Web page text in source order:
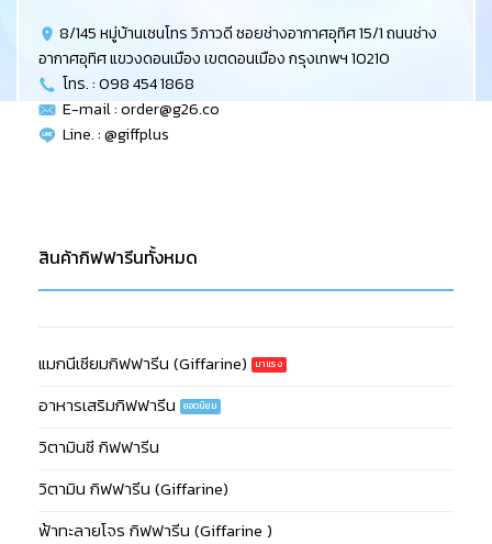
8/145 หมู่บ้านเซนโทร วิภาวดี ซอยช่างอากาศอุทิศ 15/1 ถนนช่าง
อากาศอุทิศ แขวงดอนเมือง เขตดอนเมือง กรุงเทพฯ 10210
โทร. : 098 454 1868
E-mail :order@g26.co
Line. : @giffplus
สินค้ากิฟฟารีนทั้งหมด
แมกนีเซียมกิฟฟารีน (Giffarine)
อาหารเสริมกิฟฟารีน
วิตามินซี กิฟฟารีน
วิตามิน กิฟฟารีน (Giffarine)
ฟ้าทะลายโจร กิฟฟารีน (Giffarine )